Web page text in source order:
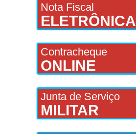
Nota Fiscal
ELETRÔNICA
Contracheque
ONLINE
Junta de Serviço
MILITAR